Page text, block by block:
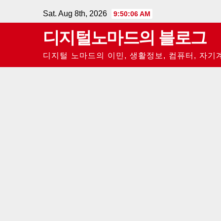
to
Sat. Aug 8th, 2026 9:50:07 AM
디지털노마드의 블로그
디지털 노마드의 이민, 생활정보, 컴퓨터, 자기